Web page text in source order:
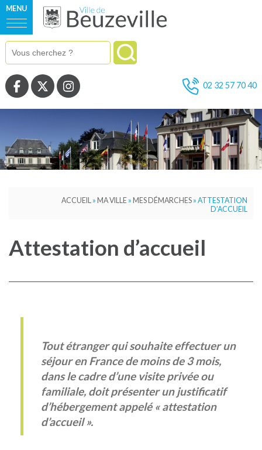
Voir la page Facebook
Voir la page Twitter
Voir la page Instagram 02 32 57 70 40
MENU
ACCUEIL » MA VILLE » MES DÉMARCHES » ATTESTATION
D’ACCUEIL
Attestation d’accueil
Tout étranger qui souhaite effectuer un
séjour en France de moins de 3 mois,
dans le cadre d’une visite privée ou
familiale, doit présenter un justificatif
d’hébergement appelé « attestation
d’accueil ».